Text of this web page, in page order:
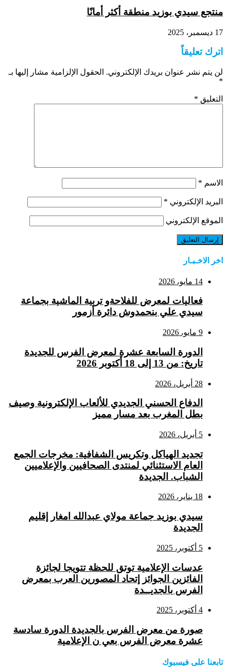
منتجع سيدي بوزيد منطقة أكثر أمانًا
17 ديسمبر، 2025
اترك تعليقاً
لن يتم نشر عنوان بريدك الإلكتروني. الحقول الإلزامية مشار إليها بـ
*
التعليق *
الاسم *
البريد الإلكتروني *
الموقع الإلكتروني
اخر الاخـبـار
14 مايو، 2026
فعاليات لمعرض للفلاحةو تربية الماشية بجماعة
سيدي علي بنحمدوش دائرة أزمور
9 مايو، 2026
الدورة السابعة عشرة لمعرض الفرس للجديدة
تاريخ: من 13 إلى 18 أكتوبر 2026
28 أبريل، 2026
الدفاع الحسني الجديدي للألعاب الإلكترونية وصيف
بطل المغرب بعد مسار مميز
5 أبريل، 2026
تجديد الهياكل وتكريس الشفافية: مخرجات الجمع
العام الاستثنائي لمنتدى الصحافيين والإعلاميين
الشباب. الجديدة
18 يناير، 2026
سيدي بوزيد جماعة مولاي عبدالله امغار إقليم
الجديدة
5 أكتوبر، 2025
عدسات الإعلامية توتق للحظة تتويجا لجائزة
الفائزين الجوائز إتحاد المصورين العرب بمعرض
الفرس بالجديــدة
4 أكتوبر، 2025
صورة من معرض الفرس بالجديدة الدورة سادسة
عشرة معرض الفرس بعي ن الإعلامية
تابعنا على فيسبوك